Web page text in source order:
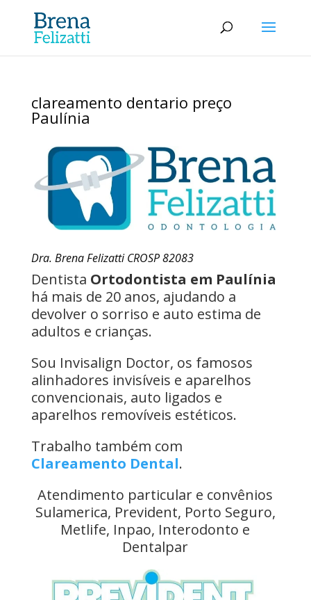
clareamento dentario preço
Paulínia
Dra. Brena Felizatti CROSP 82083
Dentista Ortodontista em Paulínia
há mais de 20 anos, ajudando a
devolver o sorriso e auto estima de
adultos e crianças.
Sou Invisalign Doctor, os famosos
alinhadores invisíveis e aparelhos
convencionais, auto ligados e
aparelhos removíveis estéticos.
Trabalho também com
Clareamento Dental.
Atendimento particular e convênios
Sulamerica, Prevident, Porto Seguro,
Metlife, Inpao, Interodonto e
Dentalpar